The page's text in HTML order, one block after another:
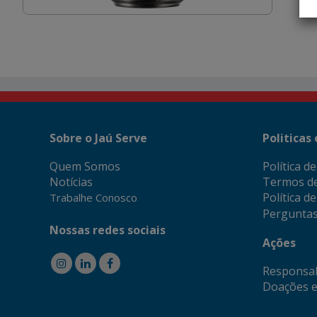
Sobre o Jaú Serve
Quem Somos
Notícias
Trabalhe Conosco
Nossas redes sociais
Politicas
Política
Termos
Política
Ações
Doações